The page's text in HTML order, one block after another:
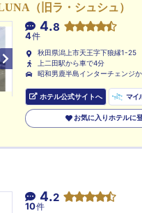
（旧ラ・シュシュ）
4.8
4件
秋田県潟上市天王字下狼縁1-25
上二田駅から車で4分
昭和男鹿半島インターチェンジ
ホテル公式サイトへ マイ
お気に入りホテルに
4.2
10件